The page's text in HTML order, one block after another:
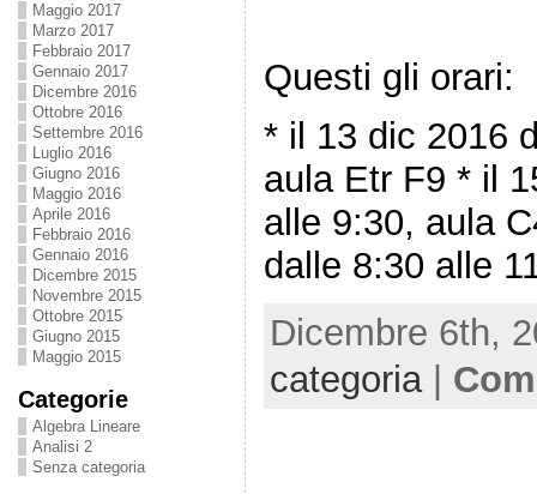
Maggio 2017
Marzo 2017
Febbraio 2017
Gennaio 2017
Dicembre 2016
Ottobre 2016
Settembre 2016
Luglio 2016
Giugno 2016
Maggio 2016
Aprile 2016
Febbraio 2016
Gennaio 2016
Dicembre 2015
Novembre 2015
Ottobre 2015
Giugno 2015
Maggio 2015
Categorie
Algebra Lineare
Analisi 2
Senza categoria
Questi gli orari:
* il 13 dic 2016
aula Etr F9 * il
alle 9:30, aula
dalle 8:30 alle
Dicembre 6th,
categoria|